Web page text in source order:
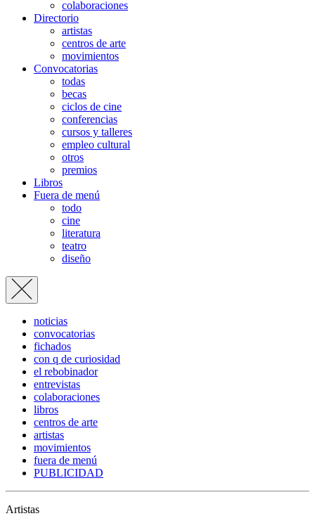
colaboraciones
Directorio
artistas
centros de arte
movimientos
Convocatorias
todas
becas
ciclos de cine
conferencias
cursos y talleres
empleo cultural
otros
premios
Libros
Fuera de menú
todo
cine
literatura
teatro
diseño
noticias
convocatorias
fichados
con q de curiosidad
el rebobinador
entrevistas
colaboraciones
libros
centros de arte
artistas
movimientos
fuera de menú
PUBLICIDAD
Artistas